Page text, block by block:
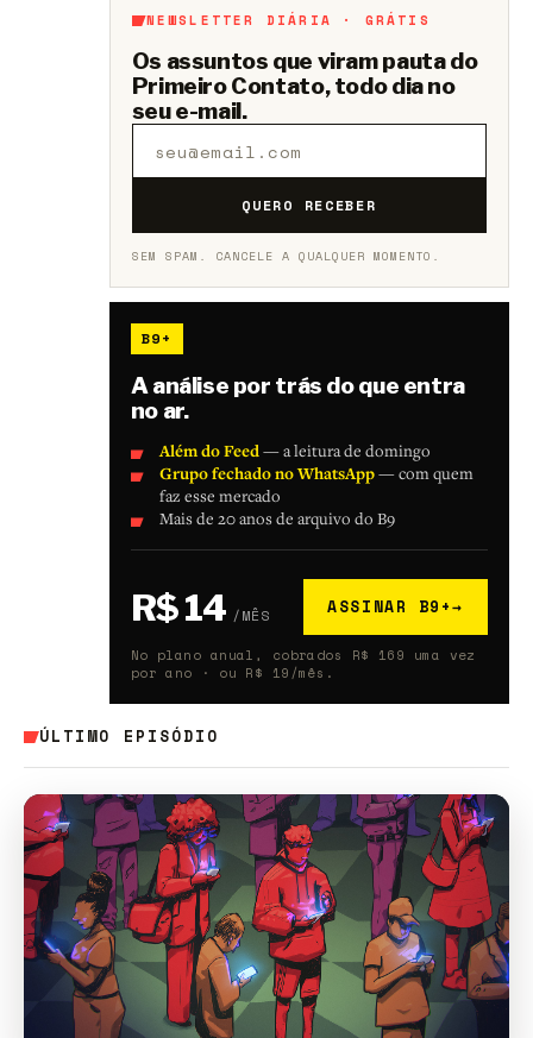
NEWSLETTER DIÁRIA · GRÁTIS
Os assuntos que viram pauta do
Primeiro Contato, todo dia no
seu e-mail.
QUERO RECEBER
SEM SPAM. CANCELE A QUALQUER MOMENTO.
B9+
A análise por trás do que entra
no ar.
Além do Feed— a leitura de domingo
Grupo fechado no WhatsApp— com quem
faz esse mercado
Mais de 20 anos de arquivo do B9
R$ 14 /MÊS ASSINAR B9+→
No plano anual, cobrados R$ 169 uma vez
por ano · ou R$ 19/mês.
ÚLTIMO EPISÓDIO